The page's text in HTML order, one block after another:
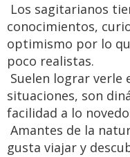
Los sagitarianos
conocimientos,
optimismo por lo
poco realistas.
Suelen lograr verle
situaciones, son
facilidad a lo
Amantes de la
gusta viajar y